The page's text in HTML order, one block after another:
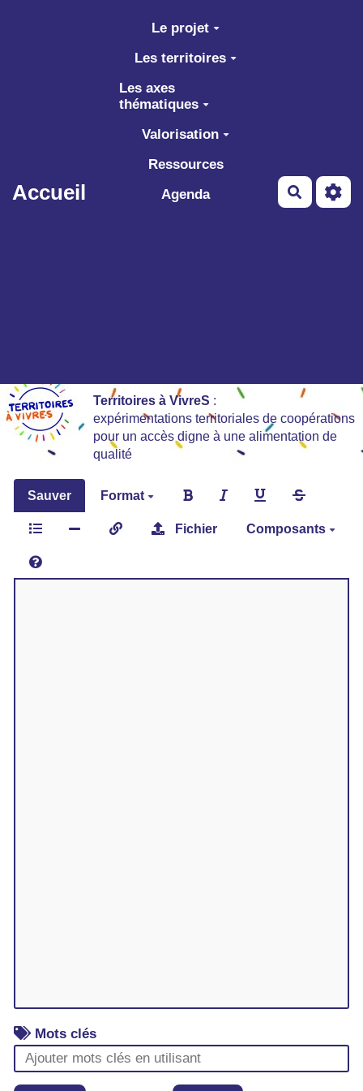
Aller au contenu principal
Accueil
Le projet
Les territoires
Les axes
thématiques
Valorisation
Ressources
Agenda
Territoires à VivreS :
expérimentations territoriales de coopérations
pour un accès digne à une alimentation de
qualité
Sauver Format
Fichier Composants
Mots clés